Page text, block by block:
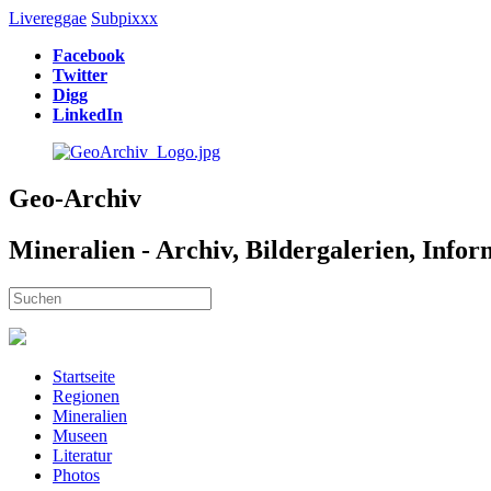
Livereggae Subpixxx
Facebook
Twitter
Digg
LinkedIn
Geo-Archiv
Mineralien - Archiv, Bildergalerien,
Startseite
Regionen
Mineralien
Museen
Literatur
Photos